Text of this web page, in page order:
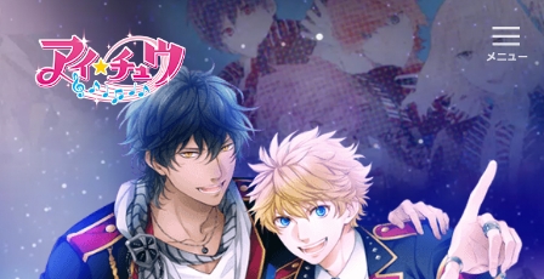
TOP
お知らせ
アイ★チュウとは
ユニット&キャラクター